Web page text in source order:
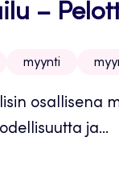
–
myynti
osallisena
ja...